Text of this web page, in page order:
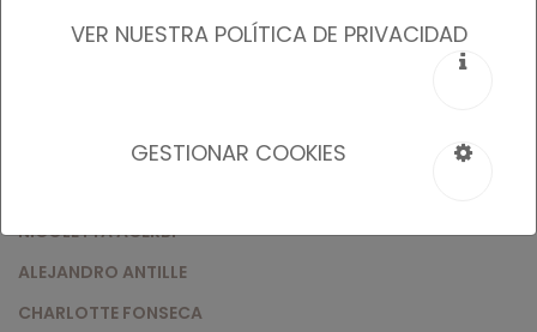
PAOLA BUSIA
LINES ESCRIGAS
NICOLETTA ACERBI
ALEJANDRO ANTILLE
CHARLOTTE FONSECA
VER NUESTRA POLÍTICA DE PRIVACIDAD
GESTIONAR COOKIES